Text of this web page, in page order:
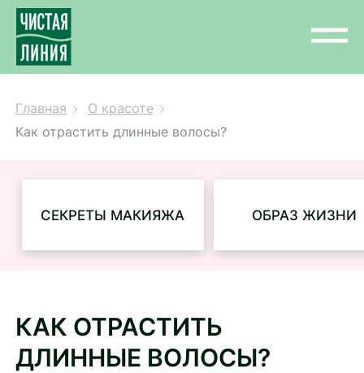
Главная
О красоте
Как отрастить длинные волосы?
СЕКРЕТЫ МАКИЯЖА ОБРАЗ ЖИЗНИ
КАК ОТРАСТИТЬ
ДЛИННЫЕ ВОЛОСЫ?